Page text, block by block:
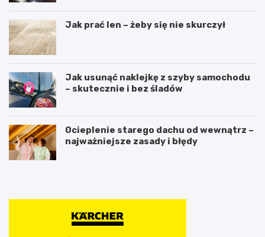
Jak prać len – żeby się nie skurczył
Jak usunąć naklejkę z szyby samochodu
– skutecznie i bez śladów
Ocieplenie starego dachu od wewnątrz –
najważniejsze zasady i błędy